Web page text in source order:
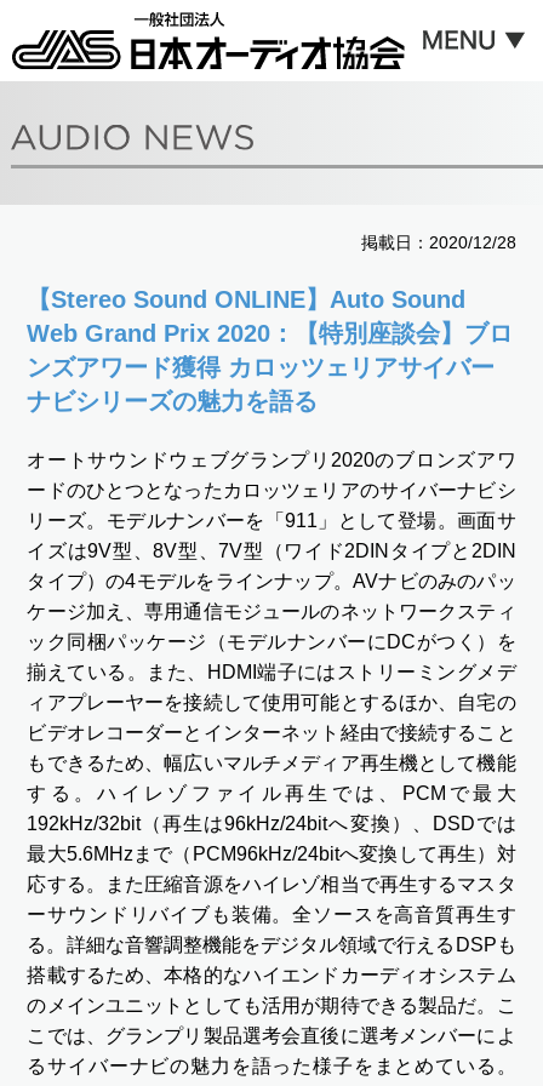
掲載日：2020/12/28
【Stereo Sound ONLINE】Auto Sound
Web Grand Prix 2020：【特別座談会】ブロ
ンズアワード獲得 カロッツェリアサイバー
ナビシリーズの魅力を語る
オートサウンドウェブグランプリ2020のブロンズアワ
ードのひとつとなったカロッツェリアのサイバーナビシ
リーズ。モデルナンバーを「911」として登場。画面サ
イズは9V型、8V型、7V型（ワイド2DINタイプと2DIN
タイプ）の4モデルをラインナップ。AVナビのみのパッ
ケージ加え、専用通信モジュールのネットワークスティ
ック同梱パッケージ（モデルナンバーにDCがつく）を
揃えている。また、HDMI端子にはストリーミングメデ
ィアプレーヤーを接続して使用可能とするほか、自宅の
ビデオレコーダーとインターネット経由で接続すること
もできるため、幅広いマルチメディア再生機として機能
する。ハイレゾファイル再生では、PCMで最大
192kHz/32bit（再生は96kHz/24bitへ変換）、DSDでは
最大5.6MHzまで（PCM96kHz/24bitへ変換して再生）対
応する。また圧縮音源をハイレゾ相当で再生するマスタ
ーサウンドリバイブも装備。全ソースを高音質再生す
る。詳細な音響調整機能をデジタル領域で行えるDSPも
搭載するため、本格的なハイエンドカーディオシステム
のメインユニットとしても活用が期待できる製品だ。こ
こでは、グランプリ製品選考会直後に選考メンバーによ
るサイバーナビの魅力を語った様子をまとめている。